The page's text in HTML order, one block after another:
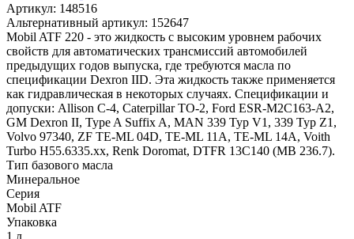
Артикул: 148516
Альтернативный артикул: 152647
Mobil ATF 220 - это жидкость с высоким уровнем рабочих
свойств для автоматических трансмиссий автомобилей
предыдущих годов выпуска, где требуются масла по
спецификации Dexron IID. Эта жидкость также применяется
как гидравлическая в некоторых случаях. Спецификации и
допуски: Allison C-4, Caterpillar TO-2, Ford ESR-M2C163-A2,
GM Dexron II, Type A Suffix A, MAN 339 Typ V1, 339 Typ Z1,
Volvo 97340, ZF TE-ML 04D, TE-ML 11A, TE-ML 14A, Voith
Turbo H55.6335.xx, Renk Doromat, DTFR 13С140 (MB 236.7).
Тип базового масла
Минеральное
Серия
Mobil ATF
Упаковка
1 л